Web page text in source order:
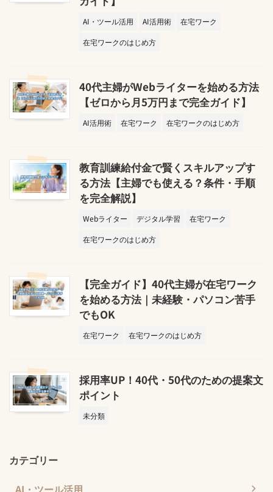
AI・ツール活用 AI活用術
在宅ワーク
在宅ワークのはじめ方
40代主婦がWebライターを始める方法
【ゼロから月5万円まで完全ガイド】
AI活用術 在宅ワーク 在宅ワークのはじめ方
教育訓練給付金で賢くスキルアップす
る方法【主婦でも使える？条件・手順
を完全解説】
Webライター デジタル学習
在宅ワーク
在宅ワークのはじめ方
【完全ガイド】40代主婦が在宅ワーク
を始める方法｜未経験・パソコン苦手
でもOK
在宅ワーク 在宅ワークのはじめ方
採用率UP！40代・50代のための提案文
ポイント
未分類
カテゴリー
AI・ツール活用